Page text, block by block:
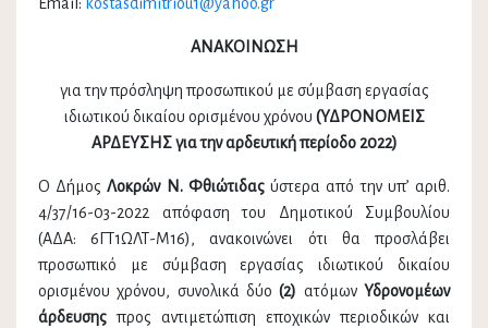
Email: kostasdimitriou1@yahoo.gr
ΑΝΑΚΟΙΝΩΣΗ
για την πρόσληψη προσωπικού με σύμβαση εργασίας
ιδιωτικού δικαίου ορισμένου χρόνου (ΥΔΡΟΝΟΜΕΙΣ
ΑΡΔΕΥΣΗΣ για την αρδευτική περίοδο 2022)
Ο ΔήμοςΛοκρών Ν. Φθιώτιδαςύστερα από την υπ’ αριθ.
4/37/16-03-2022 απόφαση του Δημοτικού Συμβουλίου
(ΑΔΑ: 6ΓΤ1ΩΛΤ-Μ16), ανακοινώνει ότι θα προσλάβει
προσωπικό με σύμβαση εργασίας ιδιωτικού δικαίου
ορισμένου χρόνου, συνολικά δύο(2) ατόμων Υδρονομέων
άρδευσης προς αντιμετώπιση εποχικών περιοδικών και